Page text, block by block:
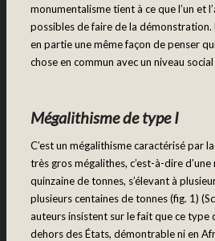
monumentalisme tient à ce que l’un et
possibles de faire de la démonstration.
en partie une même façon de penser
chose en commun avec un niveau
Mégalithisme de type I
C’est un mégalithisme caractérisé par
très gros mégalithes, c’est-à-dire
quinzaine de tonnes, s’élevant à
plusieurs centaines de tonnes (fig. 1)
auteurs insistent sur le fait que ce type
dehors des États, démontrable ni en